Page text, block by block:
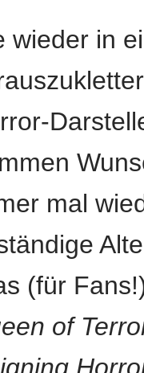
wieder in
mal
(für
of